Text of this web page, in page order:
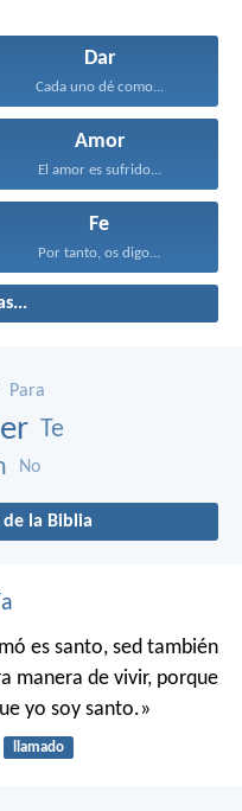
Dar
Cada uno dé como...
Amor
El amor es sufrido...
Fe
Por tanto, os digo...
Para
Te
No
de la Biblia
es santo, sed también
manera de vivir, porque
yo soy santo.»
llamado